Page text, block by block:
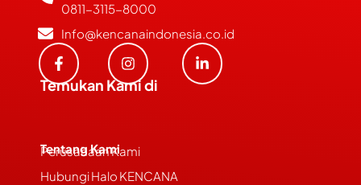
0811-3115-8000
Info@kencanaindonesia.co.id
Temukan Kami di
Tentang Kami
Perusahaan Kami
Hubungi Halo KENCANA